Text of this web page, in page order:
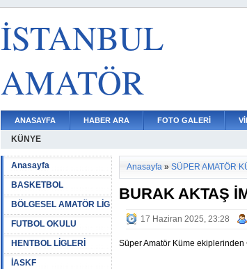
İSTANBUL
AMATÖR
ANASAYFA HABER ARA FOTO GALERİ
KÜNYE
Anasayfa
BASKETBOL
BÖLGESEL AMATÖR LİG
FUTBOL OKULU
HENTBOL LİGLERİ
İASKF
Anasayfa » SÜPER AMATÖR
BURAK AKTAŞ
17 Haziran 2025, 23:28
Süper Amatör Küme